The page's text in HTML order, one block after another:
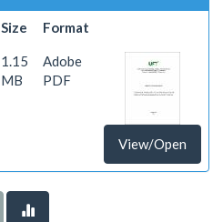
Size Format
1.15
MB
Adobe
PDF
View/Open